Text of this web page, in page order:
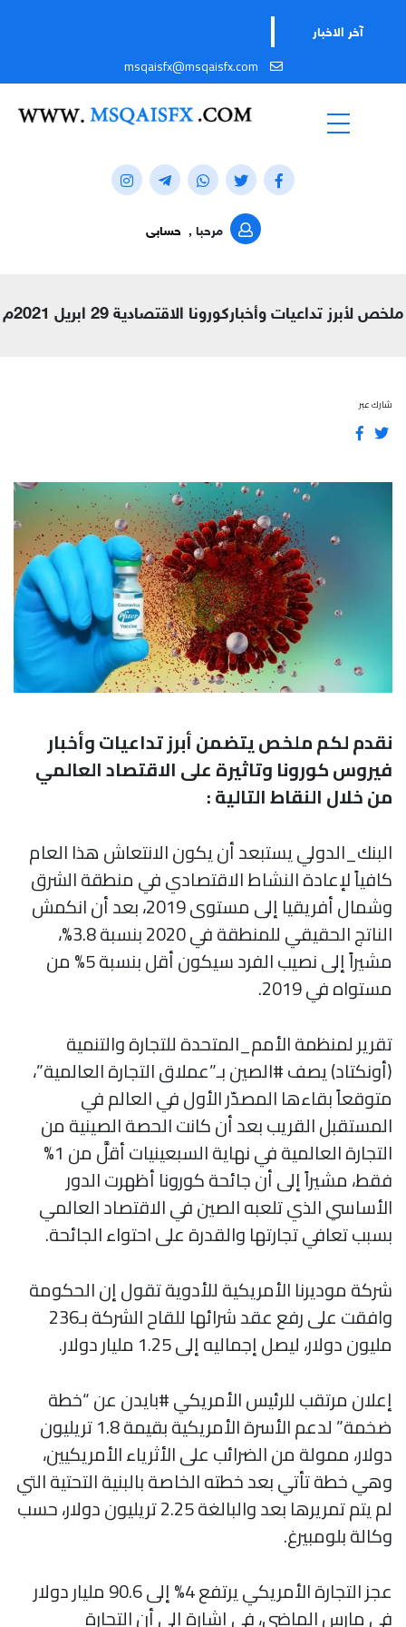
آخر الاخبار
msqaisfx@msqaisfx.com
مرحبا , حسابى
ملخص لأبرز تداعيات وأخباركورونا الاقتصادية 29 ابريل 2021م
شارك عبر
نقدم لكم ملخص يتضمن أبرز تداعيات وأخبار
فيروس كورونا وتاثيرة على الاقتصاد العالمي
من خلال النقاط التالية :
البنك_الدولي يستبعد أن يكون الانتعاش هذا العام
كافياً لإعادة النشاط الاقتصادي في منطقة الشرق
وشمال أفريقيا إلى مستوى 2019، بعد أن انكمش
الناتج الحقيقي للمنطقة في 2020 بنسبة 3.8%،
مشيراً إلى نصيب الفرد سيكون أقل بنسبة 5% من
مستواه في 2019.
تقرير لمنظمة الأمم_المتحدة للتجارة والتنمية
(أونكتاد) يصف #الصين بـ”عملاق التجارة العالمية”،
متوقعاً بقاءها المصدّر الأول في العالم في
المستقبل القريب بعد أن كانت الحصة الصينية من
التجارة العالمية في نهاية السبعينيات أقلَّ من 1%
فقط، مشيراً إلى أن جائحة كورونا أظهرت الدور
الأساسي الذي تلعبه الصين في الاقتصاد العالمي
بسبب تعافي تجارتها والقدرة على احتواء الجائحة.
شركة موديرنا الأمريكية للأدوية تقول إن الحكومة
وافقت على رفع عقد شرائها للقاح الشركة بـ236
مليون دولار، ليصل إجماليه إلى 1.25 مليار دولار.
إعلان مرتقب للرئيس الأمريكي #بايدن عن “خطة
ضخمة” لدعم الأسرة الأمريكية بقيمة 1.8 تريليون
دولار، ممولة من الضرائب على الأثرياء الأمريكيين،
وهي خطة تأتي بعد خطته الخاصة بالبنية التحتية التي
لم يتم تمريرها بعد والبالغة 2.25 تريليون دولار، حسب
وكالة بلومبيرغ.
عجز التجارة الأمريكي يرتفع 4% إلى 90.6 مليار دولار
في مارس الماضي، في إشارة إلى أن التجارة